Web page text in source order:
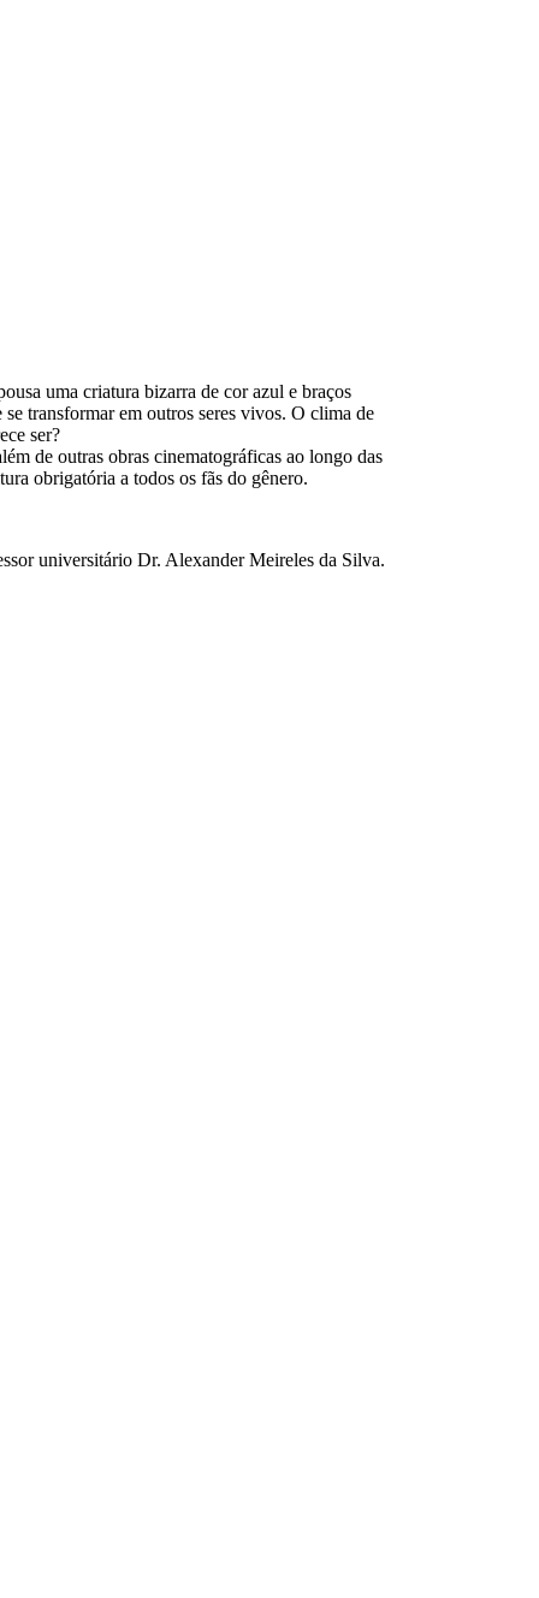
uma criatura bizarra de cor azul e braços
transformar em outros seres vivos. O clima de
ser?
de outras obras cinematográficas ao longo das
obrigatória a todos os fãs do gênero.
universitário Dr. Alexander Meireles da Silva.